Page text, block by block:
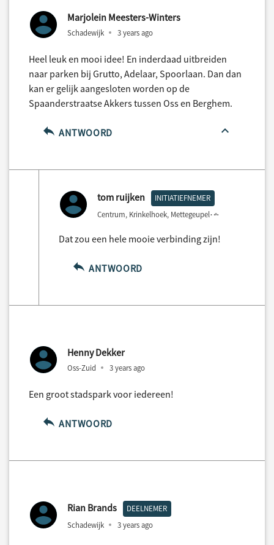
Marjolein Meesters-Winters
Schadewijk 3 years ago
Heel leuk en mooi idee! En inderdaad uitbreiden
naar parken bij Grutto, Adelaar, Spoorlaan. Dan dan
kan er gelijk aangesloten worden op de
Spaanderstraatse Akkers tussen Oss en Berghem.
ANTWOORD
tom ruijken INITIATIEFNEMER
Centrum, Krinkelhoek, Mettegeupel
Dat zou een hele mooie verbinding zijn!
ANTWOORD
Henny Dekker
Oss-Zuid 3 years ago
Een groot stadspark voor iedereen!
ANTWOORD
Rian Brands DEELNEMER
Schadewijk 3 years ago